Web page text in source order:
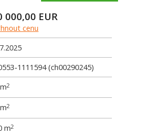
000,00 EUR
cenu
1111594 (ch00290245)
2
2
m2